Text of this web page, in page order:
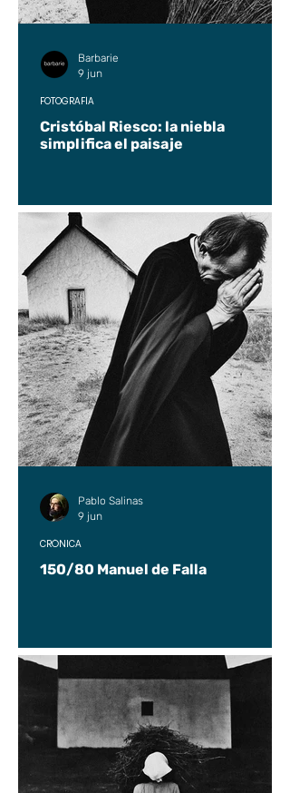
Cristóbal Riesco: la niebla
simplifica el paisaje
FOTOGRAFÍA
Barbarie
9 jun
150/80 Manuel de Falla
CRÓNICA
Pablo Salinas
9 jun